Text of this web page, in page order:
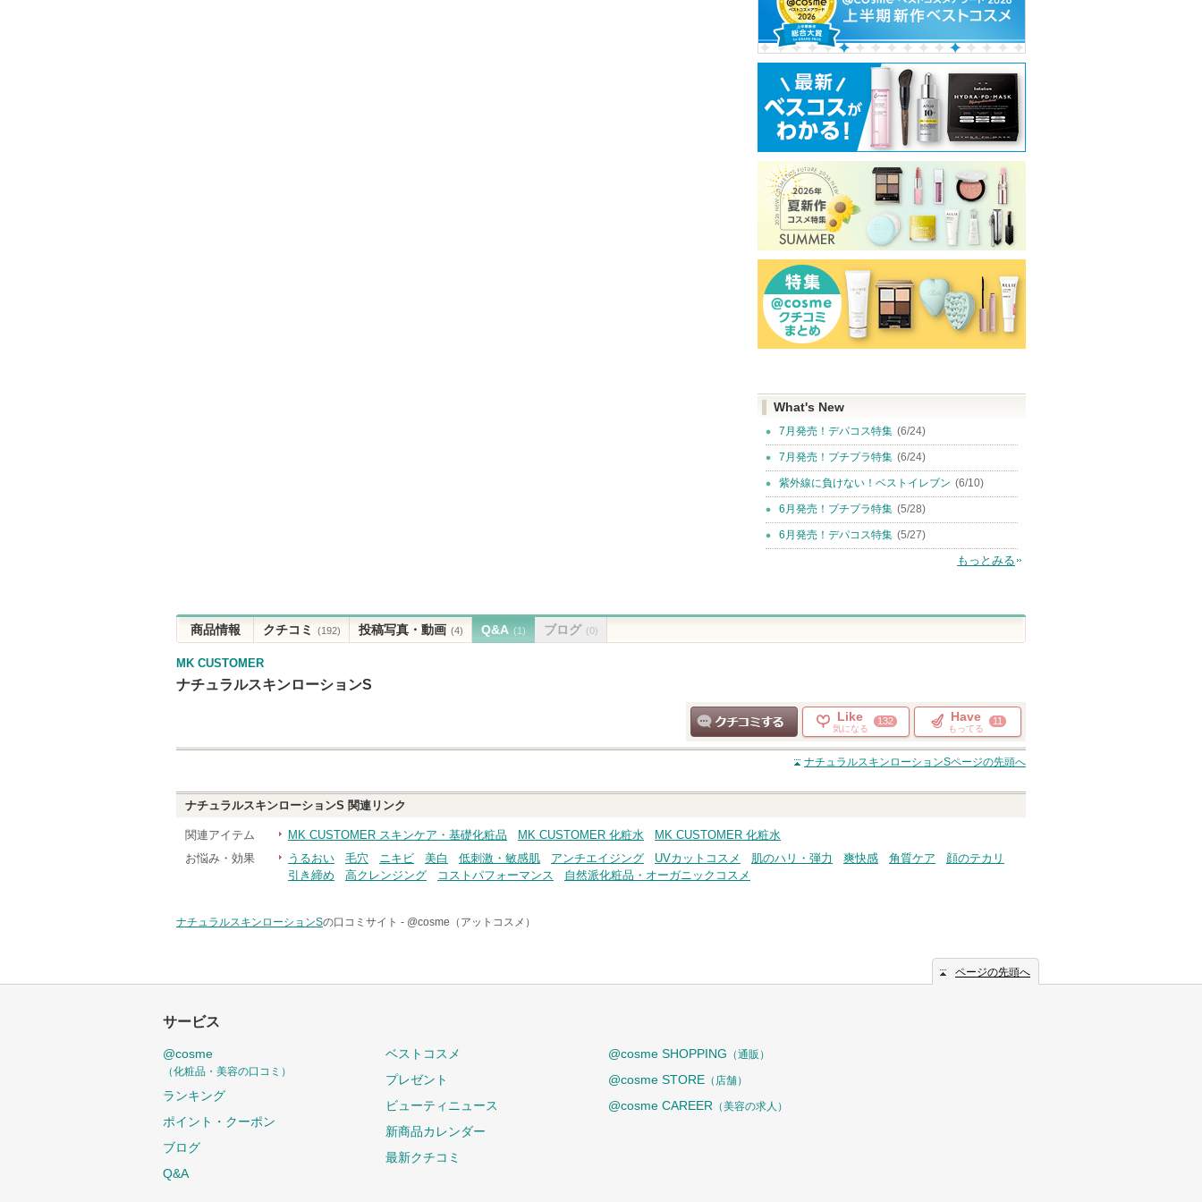
What's New
7月発売！デパコス特集 (6/24)
7月発売！プチプラ特集 (6/24)
紫外線に負けない！ベストイレブン (6/10)
6月発売！プチプラ特集 (5/28)
6月発売！デパコス特集 (5/27)
もっとみる
商品情報 クチコミ (192) 投稿写真・動画 (4) Q&A (1) ブログ (0)
MK CUSTOMER
ナチュラルスキンローションS
クチコミする
Like
気になる
132 Have
もってる
11
ナチュラルスキンローションSページの先頭へ
ナチュラルスキンローションS 関連リンク
関連アイテム MK CUSTOMER スキンケア・基礎化粧品 MK CUSTOMER 化粧水
MK CUSTOMER 化粧水
お悩み・効果
うるおい 毛穴 ニキビ 美白 低刺激・敏感肌 アンチエイジング UVカットコスメ 肌のハリ・弾力 爽快感 角質ケア
顔のテカリ
引き締め
高クレンジング コストパフォーマンス 自然派化粧品・オーガニックコスメ
ナチュラルスキンローションSの口コミサイト - @cosme（アットコスメ）
ページの先頭へ
サービス
@cosme
（化粧品・美容の口コミ）
ランキング
ポイント・クーポン
ブログ
Q&A
ベストコスメ
プレゼント
ビューティニュース
新商品カレンダー
最新クチコミ
@cosme SHOPPING （通販）
@cosme STORE （店舗）
@cosme CAREER （美容の求人）